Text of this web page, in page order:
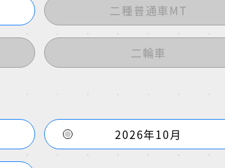
二種普通車MT
二輪車
2026年10月